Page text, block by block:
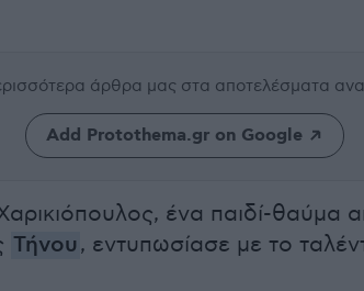
άρθρα μας στα αποτελέσματα
Add Protothema.gr on Google
ένα παιδί-θαύμα
Τήνου, εντυπωσίασε με το